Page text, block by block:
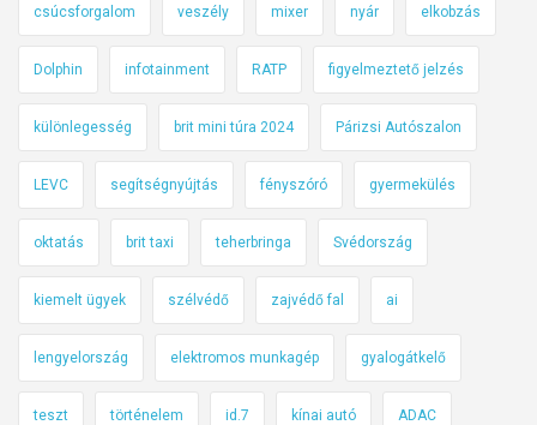
csúcsforgalom veszély mixer nyár elkobzás
Dolphin infotainment RATP figyelmeztető jelzés
különlegesség brit mini túra 2024 Párizsi Autószalon
LEVC segítségnyújtás fényszóró gyermekülés
oktatás brit taxi teherbringa Svédország
kiemelt ügyek szélvédő zajvédő fal ai
lengyelország elektromos munkagép gyalogátkelő
teszt történelem id.7 kínai autó ADAC